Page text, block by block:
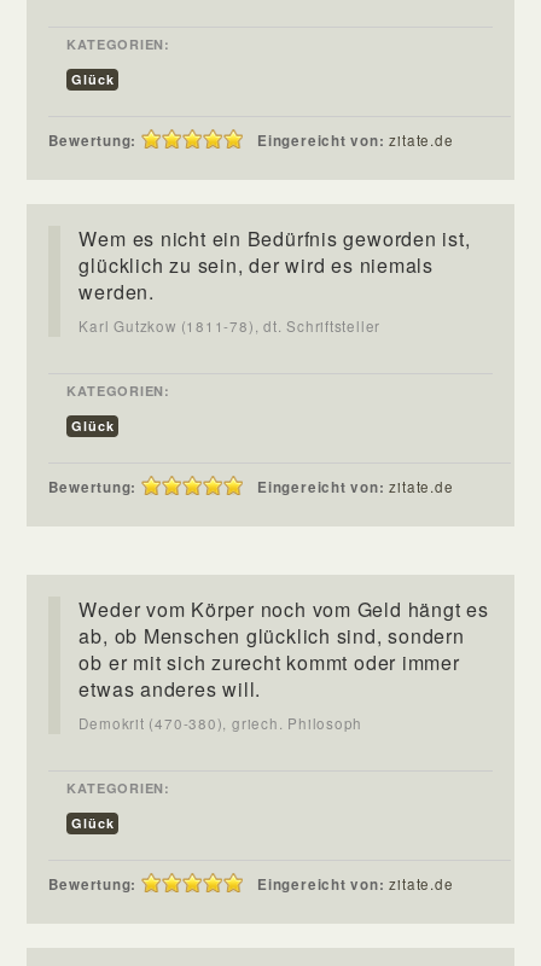
KATEGORIEN:
Glück
Bewertung: Eingereicht von:zitate.de
Wem es nicht ein Bedürfnis geworden ist,
glücklich zu sein, der wird es niemals
werden.
Karl Gutzkow (1811-78), dt. Schriftsteller
KATEGORIEN:
Glück
Bewertung: Eingereicht von:zitate.de
Weder vom Körper noch vom Geld hängt es
ab, ob Menschen glücklich sind, sondern
ob er mit sich zurecht kommt oder immer
etwas anderes will.
Demokrit (470-380), griech. Philosoph
KATEGORIEN:
Glück
Bewertung: Eingereicht von:zitate.de